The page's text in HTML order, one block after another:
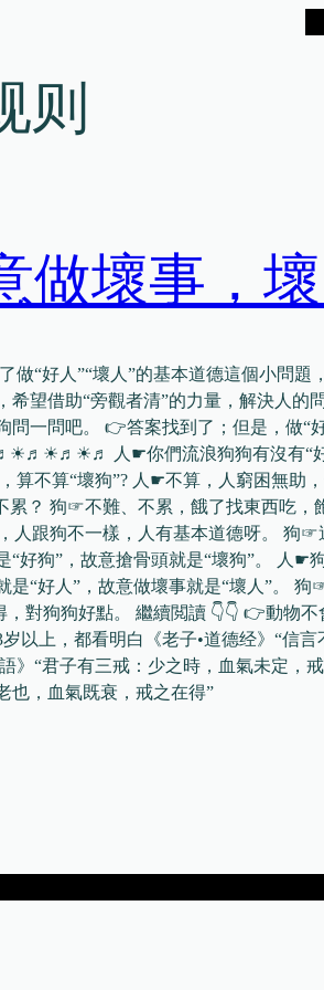
则
做壞事，
做“好人”“壞人”的基本道德這個小問題
希望借助“旁觀者清”的力量，解決人的
問一問吧。 👉答案找到了；但是，做“
人☛你們流浪狗狗有沒有“好
不算“壞狗”? 人☛不算，人窮困無助，
累？ 狗☞不難、不累，餓了找東西吃，
人跟狗不一樣，人有基本道德呀。 狗☞
“好狗”，故意搶骨頭就是“壞狗”。 人☛
是“好人”，故意做壞事就是“壞人”。 狗
，對狗狗好點。 繼續閲讀 👇👇 👉動物
以上，都看明白《老子•道德经》“信言
》“君子有三戒：少之時，血氣未定，
也，血氣既衰，戒之在得”